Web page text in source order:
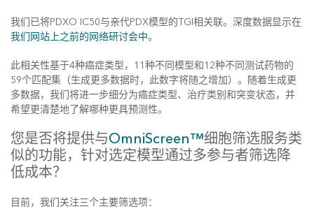
我们已将PDXO IC50与亲代PDX模型的TGI相关联。深度数据显示在
我们网站上之前的网络研讨会中。
此相关性基于4种癌症类型，11种不同模型和12种不同测试药物的
59个匹配集（生成更多数据时，此数字将随之增加）。随着生成更
多数据，我们将进一步细分为癌症类型、治疗类别和突变状态，并
希望更清楚地了解哪种更具预测性。
您是否将提供与OmniScreen™细胞筛选服务类
似的功能，针对选定模型通过多参与者筛选降
低成本？
目前，我们关注三个主要筛选项：